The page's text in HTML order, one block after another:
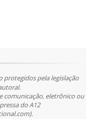
protegidos pela legislação
comunicação, eletrônico ou
do A12